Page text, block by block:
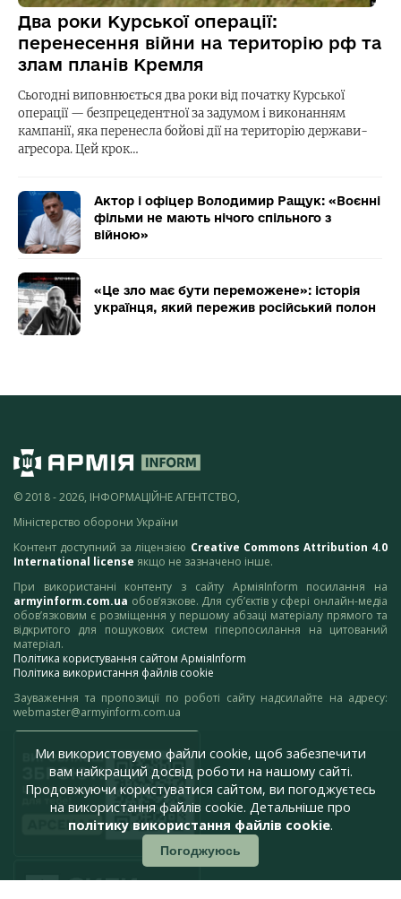
Два роки Курської операції:
перенесення війни на територію рф та
злам планів Кремля
Сьогодні виповнюється два роки від початку Курської
операції — безпрецедентної за задумом і виконанням
кампанії, яка перенесла бойові дії на територію держави-
агресора. Цей крок…
Актор і офіцер Володимир Ращук: «Воєнні
фільми не мають нічого спільного з
війною»
«Це зло має бути переможене»: історія
українця, який пережив російський полон
© 2018 - 2026, ІНФОРМАЦІЙНЕ АГЕНТСТВО,
Міністерство оборони України
Контент доступний за ліцензією Creative Commons Attribution 4.0
International license якщо не зазначено інше.
При використанні контенту з сайту АрміяInform посилання на
armyinform.com.ua обов’язкове. Для суб’єктів у сфері онлайн-медіа
обов’язковим є розміщення у першому абзаці матеріалу прямого та
відкритого для пошукових систем гіперпосилання на цитований
матеріал.
Політика користування сайтом АрміяInform
Політика використання файлів cookie
Зауваження та пропозиції по роботі сайту надсилайте на адресу:
webmaster@armyinform.com.ua
Ми використовуємо файли cookie, щоб забезпечити
вам найкращий досвід роботи на нашому сайті.
Продовжуючи користуватися сайтом, ви погоджуєтесь
на використання файлів cookie. Детальніше про
політику використання файлів cookie.
Погоджуюсь